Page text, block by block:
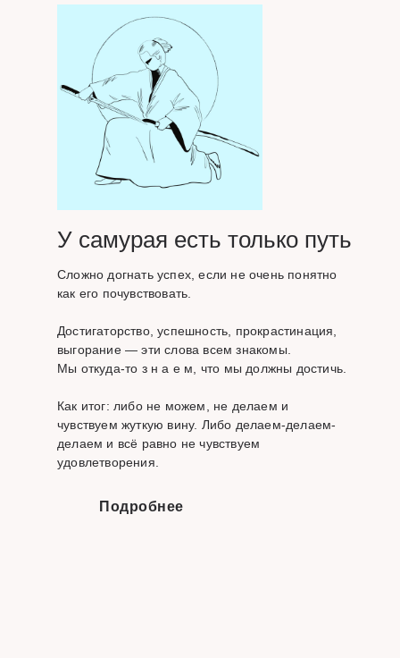
У самурая есть только путь
Сложно догнать успех, если не очень понятно
как его почувствовать.
Достигаторство, успешность, прокрастинация,
выгорание — эти слова всем знакомы.
Мы откуда-то з н а е м, что мы должны достичь.
Как итог: либо не можем, не делаем и
чувствуем жуткую вину. Либо делаем-делаем-
делаем и всё равно не чувствуем
удовлетворения.
Подробнее